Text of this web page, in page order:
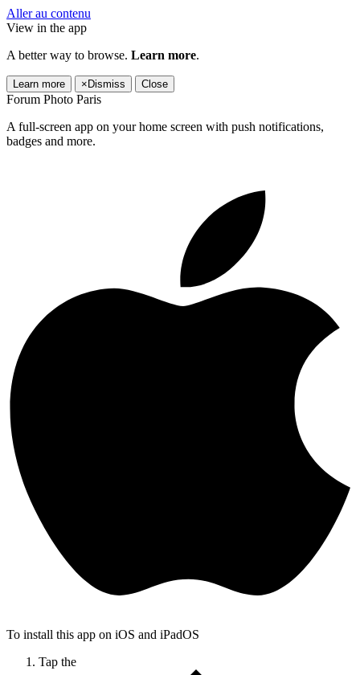
Aller au contenu
View in the app
A better way to browse. Learn more.
Learn more × Dismiss Close
Forum Photo Paris
A full-screen app on your home screen with push notifications,
badges and more.
To install this app on iOS and iPadOS
Tap the